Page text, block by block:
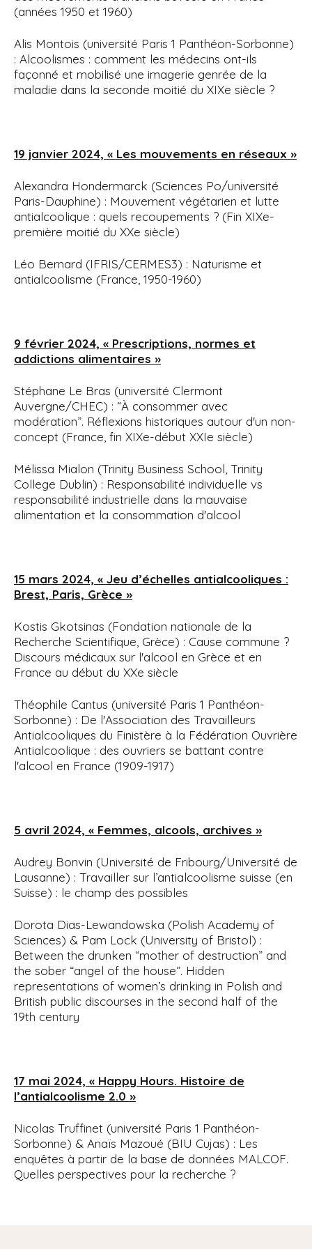
(années 1950 et 1960)
Alis Montois (université Paris 1 Panthéon-Sorbonne)
: Alcoolismes : comment les médecins ont-ils
façonné et mobilisé une imagerie genrée de la
maladie dans la seconde moitié du XIXe siècle ?
19 janvier 2024, « Les mouvements en réseaux »
Alexandra Hondermarck (Sciences Po/université
Paris-Dauphine) : Mouvement végétarien et lutte
antialcoolique : quels recoupements ? (Fin XIXe-
première moitié du XXe siècle)
Léo Bernard (IFRIS/CERMES3) : Naturisme et
antialcoolisme (France, 1950-1960)
9 février 2024, « Prescriptions, normes et
addictions alimentaires »
Stéphane Le Bras (université Clermont
Auvergne/CHEC) : “À consommer avec
modération”. Réflexions historiques autour d'un non-
concept (France, fin XIXe-début XXIe siècle)
Mélissa Mialon (Trinity Business School, Trinity
College Dublin) : Responsabilité individuelle vs
responsabilité industrielle dans la mauvaise
alimentation et la consommation d'alcool
15 mars 2024, « Jeu d’échelles antialcooliques :
Brest, Paris, Grèce »
Kostis Gkotsinas (Fondation nationale de la
Recherche Scientifique, Grèce) : Cause commune ?
Discours médicaux sur l'alcool en Grèce et en
France au début du XXe siècle
Théophile Cantus (université Paris 1 Panthéon-
Sorbonne) : De l'Association des Travailleurs
Antialcooliques du Finistère à la Fédération Ouvrière
Antialcoolique : des ouvriers se battant contre
l'alcool en France (1909-1917)
5 avril 2024, « Femmes, alcools, archives »
Audrey Bonvin (Université de Fribourg/Université de
Lausanne) : Travailler sur l’antialcoolisme suisse (en
Suisse) : le champ des possibles
Dorota Dias-Lewandowska (Polish Academy of
Sciences) & Pam Lock (University of Bristol) :
Between the drunken “mother of destruction” and
the sober “angel of the house”. Hidden
representations of women’s drinking in Polish and
British public discourses in the second half of the
19th century
17 mai 2024, « Happy Hours. Histoire de
l’antialcoolisme 2.0 »
Nicolas Truffinet (université Paris 1 Panthéon-
Sorbonne) & Anaïs Mazoué (BIU Cujas) : Les
enquêtes à partir de la base de données MALCOF.
Quelles perspectives pour la recherche ?